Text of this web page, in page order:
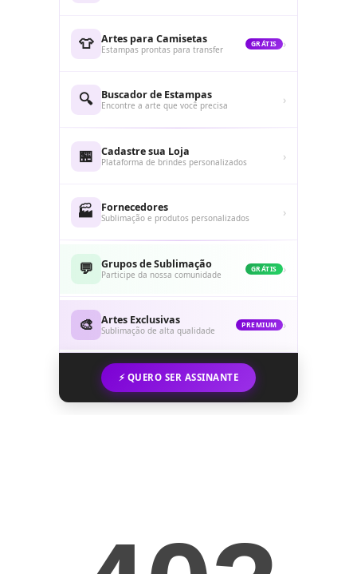
👕 Artes para Camisetas
Estampas prontas para transfer
GRÁTIS ›
🔍 Buscador de Estampas
Encontre a arte que você precisa ›
🏪 Cadastre sua Loja
Plataforma de brindes personalizados ›
🏭 Fornecedores
Sublimação e produtos personalizados ›
💬 Grupos de Sublimação
Participe da nossa comunidade
GRÁTIS ›
🎨 Artes Exclusivas
Sublimação de alta qualidade
PREMIUM ›
⚡ QUERO SER ASSINANTE